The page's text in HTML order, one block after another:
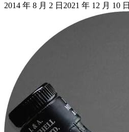
2014 年 8 月 2 日 2021 年 12 月 10 日